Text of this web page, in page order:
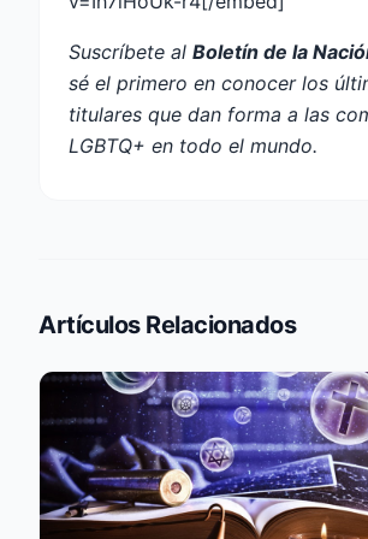
Suscríbete al Boletín de la
sé el primero en conocer los
titulares que dan forma a las
LGBTQ+ en todo el mundo.
Artículos Relacionados